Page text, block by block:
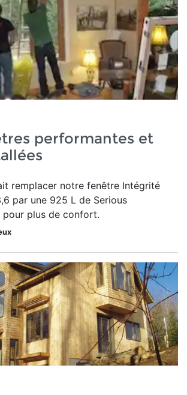
performantes et
remplacer notre fenêtre Intégrité
par une 925 L de Serious
pour plus de confort.